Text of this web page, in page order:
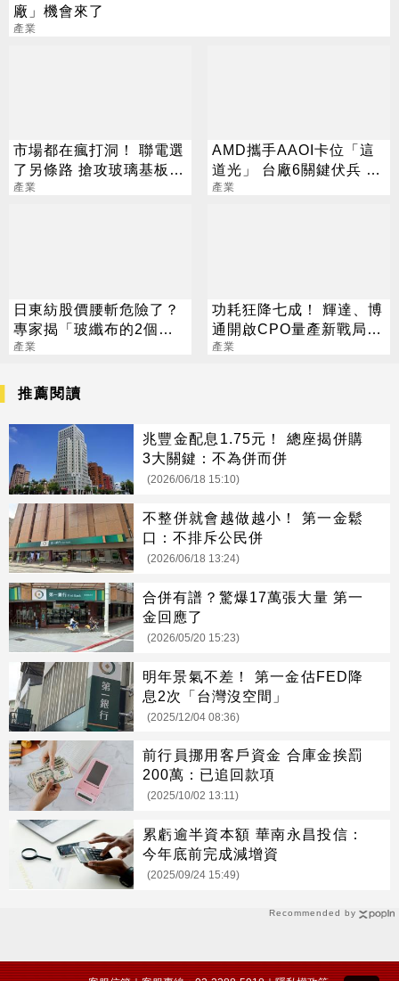
廠」機會來了
產業
市場都在瘋打洞！ 聯電選
了另條路 搶攻玻璃基板新
戰場
產業
AMD攜手AAOI卡位「這
道光」 台廠6關鍵伏兵 已
悄悄列隊
產業
日東紡股價腰斬危險了？
專家揭「玻纖布的2個世
界」：護城河根本沒破
產業
功耗狂降七成！ 輝達、博
通開啟CPO量產新戰局 3
大瓶頸曝光
產業
Recommended by
推薦閱讀
兆豐金配息1.75元！ 總座揭併購
3大關鍵：不為併而併
(2026/06/18 15:10)
不整併就會越做越小！ 第一金鬆
口：不排斥公民併
(2026/06/18 13:24)
合併有譜？驚爆17萬張大量 第一
金回應了
(2026/05/20 15:23)
明年景氣不差！ 第一金估FED降
息2次「台灣沒空間」
(2025/12/04 08:36)
前行員挪用客戶資金 合庫金挨罰
200萬：已追回款項
(2025/10/02 13:11)
累虧逾半資本額 華南永昌投信：
今年底前完成減增資
(2025/09/24 15:49)